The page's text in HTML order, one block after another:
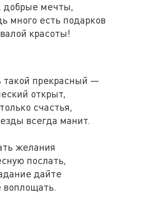
добрые мечты,
много есть подарков
красоты!
такой прекрасный —
открыт,
счастья,
всегда манит.
желания
послать,
дайте